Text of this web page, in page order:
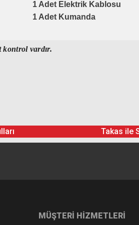
1 Adet Elektrik Kablosu
1 Adet Kumanda
vardır.
Takas ile
MÜŞTERİ HİZMETLERİ